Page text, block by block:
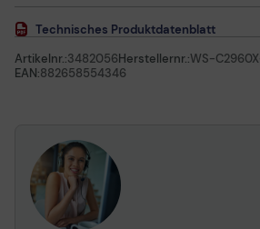
Technisches Produktdatenblatt
Artikelnr.:3482056Herstellernr.:WS-
EAN:882658554346